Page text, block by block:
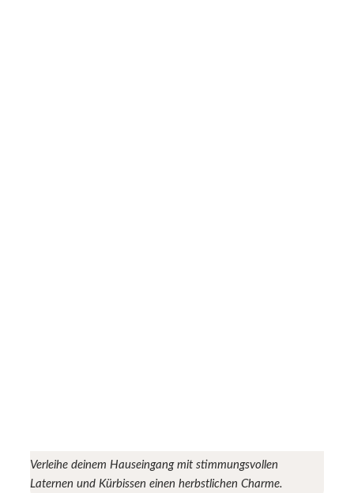
Verleihe deinem Hauseingang mit stimmungsvollen
Laternen und Kürbissen einen herbstlichen Charme.